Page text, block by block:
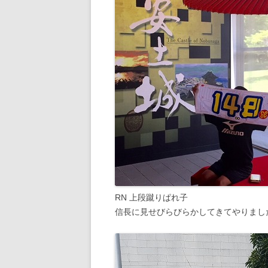
RN 上段蹴りぱれ子
信長に見せびらびらかしてきてやりまし